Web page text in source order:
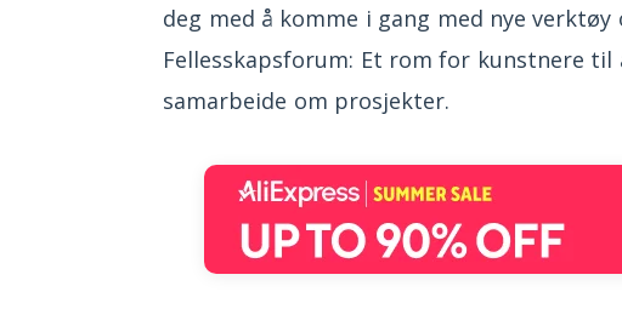
deg med å komme i gang med nye
Fellesskapsforum: Et rom for kunstnere
samarbeide om prosjekter.